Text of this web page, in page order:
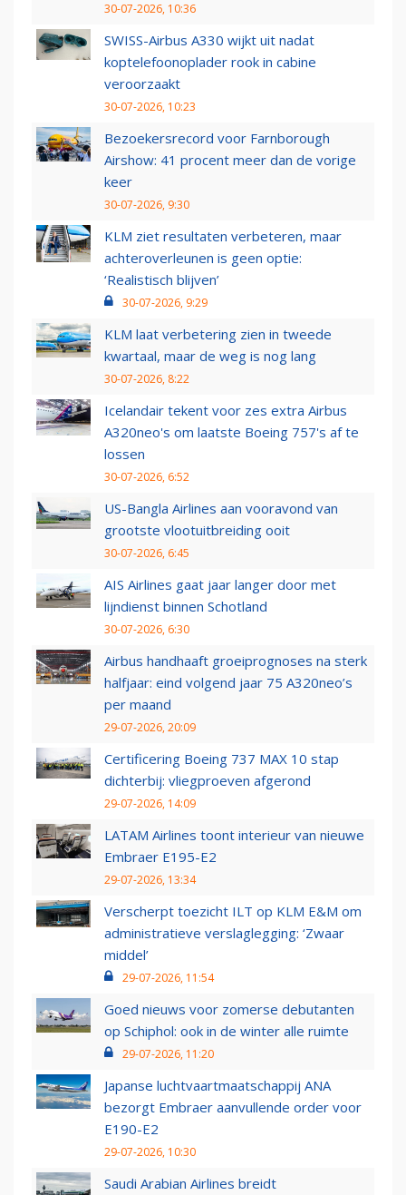
30-07-2026, 10:36
SWISS-Airbus A330 wijkt uit nadat
koptelefoonoplader rook in cabine
veroorzaakt
30-07-2026, 10:23
Bezoekersrecord voor Farnborough
Airshow: 41 procent meer dan de vorige
keer
30-07-2026, 9:30
KLM ziet resultaten verbeteren, maar
achteroverleunen is geen optie:
‘Realistisch blijven’
30-07-2026, 9:29
KLM laat verbetering zien in tweede
kwartaal, maar de weg is nog lang
30-07-2026, 8:22
Icelandair tekent voor zes extra Airbus
A320neo's om laatste Boeing 757's af te
lossen
30-07-2026, 6:52
US-Bangla Airlines aan vooravond van
grootste vlootuitbreiding ooit
30-07-2026, 6:45
AIS Airlines gaat jaar langer door met
lijndienst binnen Schotland
30-07-2026, 6:30
Airbus handhaaft groeiprognoses na sterk
halfjaar: eind volgend jaar 75 A320neo’s
per maand
29-07-2026, 20:09
Certificering Boeing 737 MAX 10 stap
dichterbij: vliegproeven afgerond
29-07-2026, 14:09
LATAM Airlines toont interieur van nieuwe
Embraer E195-E2
29-07-2026, 13:34
Verscherpt toezicht ILT op KLM E&M om
administratieve verslaglegging: ‘Zwaar
middel’
29-07-2026, 11:54
Goed nieuws voor zomerse debutanten
op Schiphol: ook in de winter alle ruimte
29-07-2026, 11:20
Japanse luchtvaartmaatschappij ANA
bezorgt Embraer aanvullende order voor
E190-E2
29-07-2026, 10:30
Saudi Arabian Airlines breidt